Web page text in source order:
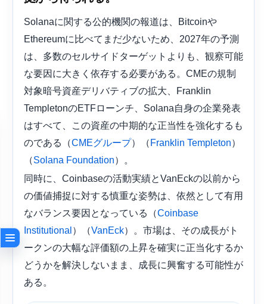
Solanaに関する公的機関の報道は、Bitcoinや
Ethereumに比べてまだ少ないため、2027年の予測
は、多数のセルサイドターゲットよりも、観察可能
な要因に大きく依存する必要がある。CMEの規制
対象暗号資産デリバティブの拡大、Franklin
TempletonのETFローンチ、Solana自身の企業発表
はすべて、この資産の中期的な正当性を強化するも
のである（CMEグループ）（ Franklin Templeton）
（Solana Foundation）。
同時に、Coinbaseの活動実績とVanEckの以前から
の価値捕捉に対する慎重な姿勢は、依然として有用
なバランス要因となっている（Coinbase
Institutional ）（VanEck）。市場は、その成長がト
ークンの大幅な評価額の上昇を確実に正当化するか
どうかを解決しないまま、成長に興奮する可能性が
ある。